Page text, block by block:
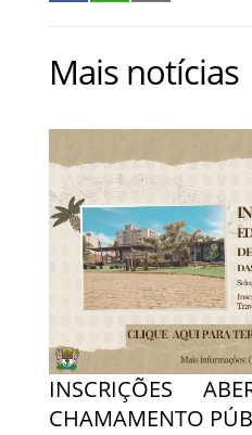
Mais notícias
INSCRIÇÕES
CHAMAMENTO